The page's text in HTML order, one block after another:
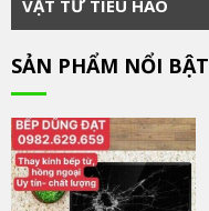
VẬT TƯ TIÊU HAO
SẢN PHẨM NỔI BẬT